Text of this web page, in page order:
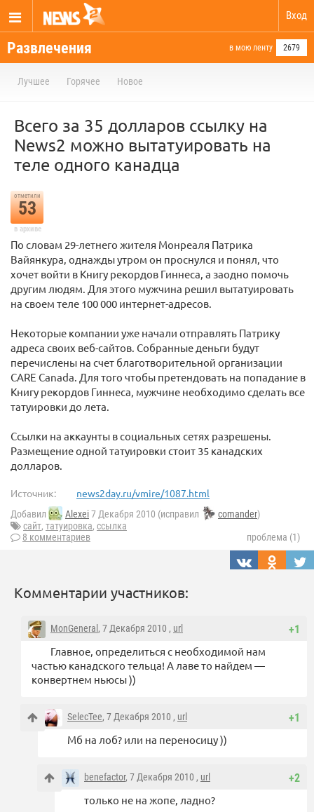
Вход
Развлечения в мою ленту 2679
Лучшее Горячее Новое
Всего за 35 долларов ссылку на
News2 можно вытатуировать на
теле одного канадца
отметили
53
в архиве
По словам 29-летнего жителя Монреаля Патрика
Вайянкура, однажды утром он проснулся и понял, что
хочет войти в Книгу рекордов Гиннеса, а заодно помочь
другим людям. Для этого мужчина решил вытатуировать
на своем теле 100 000 интернет-адресов.
Некоторые компании уже начали отправлять Патрику
адреса своих веб-сайтов. Собранные деньги будут
перечислены на счет благотворительной организации
CARE Canada. Для того чтобы претендовать на попадание в
Книгу рекордов Гиннеса, мужчине необходимо сделать все
татуировки до лета.
Ссылки на аккаунты в социальных сетях разрешены.
Размещение одной татуировки стоит 35 канадских
долларов.
Источник: news2day.ru/vmire/1087.html
Добавил Alexei7 Декабря 2010 (исправил comander)
сайт, татуировка, ссылка
8 комментариев
проблема (1)
Комментарии участников:
+1
MonGeneral , 7 Декабря 2010 , url
Главное, определиться с необходимой нам
частью канадского тельца! А лаве то найдем —
конвертнем ньюсы ))
+1
SelecTee, 7 Декабря 2010 , url
Мб на лоб? или на переносицу ))
+2
benefactor, 7 Декабря 2010 , url
только не на жопе, ладно?